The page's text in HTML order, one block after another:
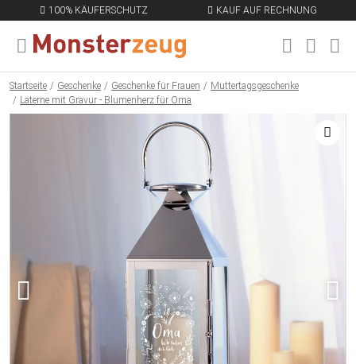
100% KÄUFERSCHUTZ KAUF AUF RECHNUNG
MENÜ SCHLIESSEN
Startseite Geschenke Geschenke für Frauen
Muttertagsgeschenke
Laterne mit Gravur - Blumenherz für Oma